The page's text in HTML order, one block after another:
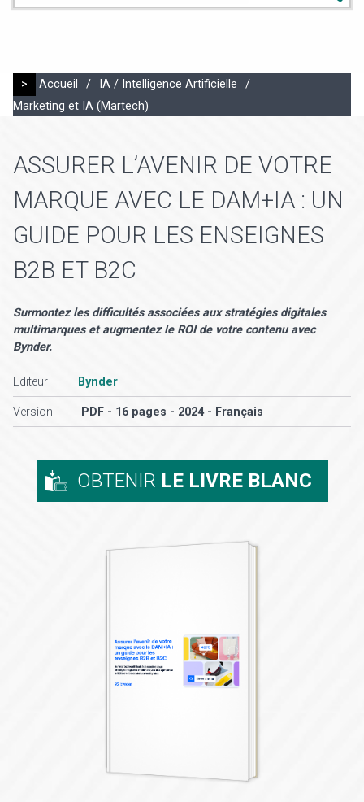
> Accueil / IA / Intelligence Artificielle
/
Marketing et IA (Martech)
ASSURER L’AVENIR DE VOTRE
MARQUE AVEC LE DAM+IA : UN
GUIDE POUR LES ENSEIGNES
B2B ET B2C
Surmontez les difficultés associées aux stratégies digitales
multimarques et augmentez le ROI de votre contenu avec
Bynder.
Editeur Bynder
Version PDF - 16 pages - 2024 - Français
OBTENIR LE LIVRE BLANC